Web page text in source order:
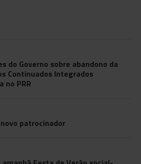
do Governo sobre abandono da
Continuados Integrados
no PRR
patrocinador